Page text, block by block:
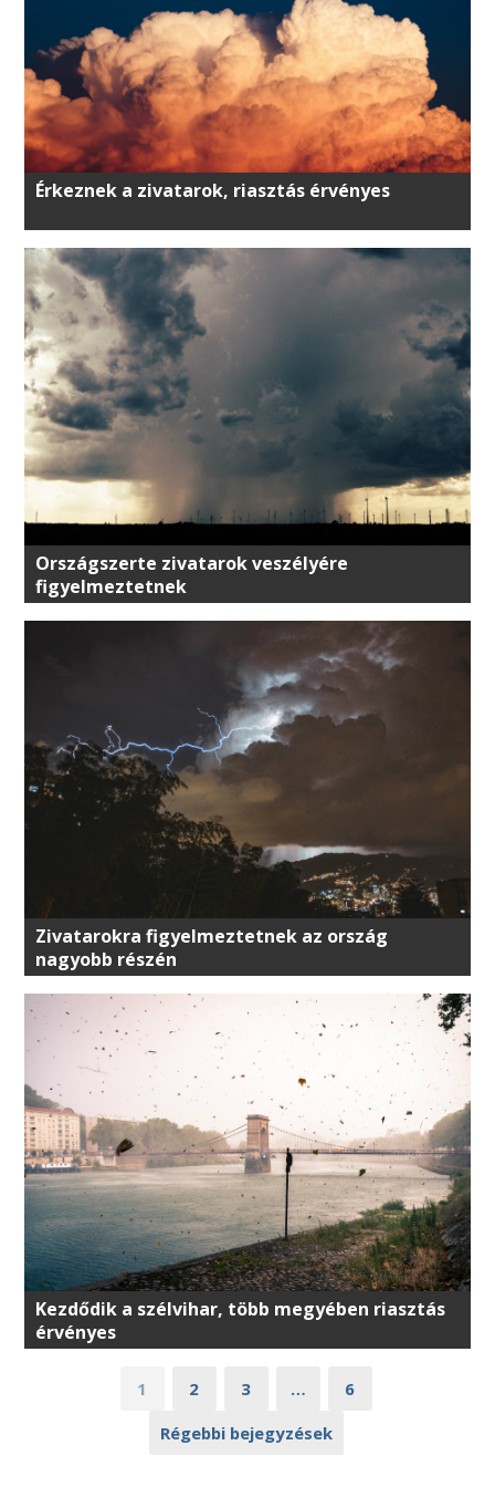
Érkeznek a zivatarok, riasztás érvényes
Országszerte zivatarok veszélyére
figyelmeztetnek
Zivatarokra figyelmeztetnek az ország
nagyobb részén
Kezdődik a szélvihar, több megyében riasztás
érvényes
1 2 3 …
6
Régebbi bejegyzések